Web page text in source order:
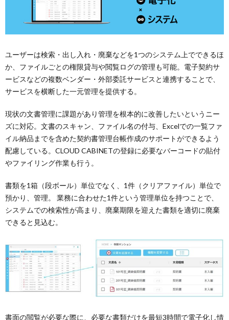
ユーザーは検索・出し入れ・廃棄などを1つのシステム上でできるほ
か、ファイルごとの権限貸与や閲覧ログの管理も可能。電子契約サ
ービスなどの複数ベンダー・外部委託サービスと連携することで、
サービスを横断した一元管理を提供する。
現状の文書管理に課題があり管理を根本的に改善したいというニー
ズに対応。文書のスキャン、ファイル名の付与、Excelでの一覧ファ
イル納品までを含めた契約書管理台帳作成のサポートができるよう
配慮している。CLOUD CABINETの登録に必要なバーコードの貼付
やファイリング作業も行う。
書類を1箱（段ボール）単位でなく、1件（クリアファイル）単位で
預かり、管理。 業務に合わせた1件という管理単位を持つことで、
システムでの検索性が高まり、廃棄期限を迎えた書類を適切に廃棄
できると見込む。
書面の閲覧が必要な際に、必要な書類だけを最短3時間で電子化し情